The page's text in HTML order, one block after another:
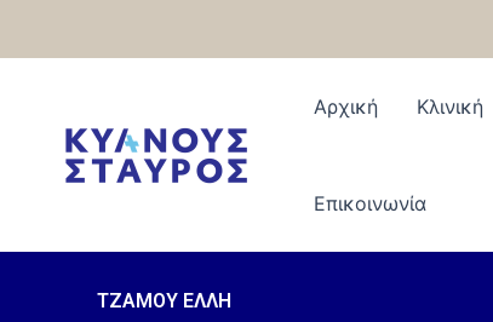
Αρχική Κλινική
Eπικοινωνία
ΤΖΑΜΟΥ ΕΛΛΗ